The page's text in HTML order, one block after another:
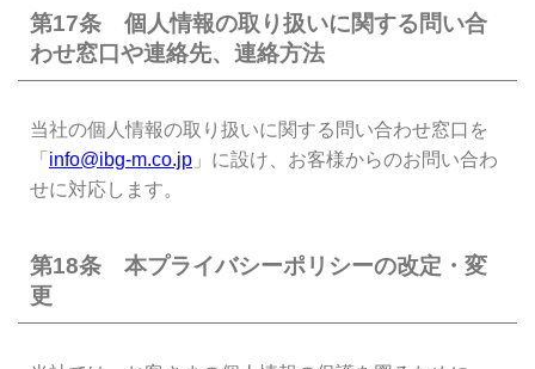
第17条 個人情報の取り扱いに関する問い合
わせ窓口や連絡先、連絡方法
当社の個人情報の取り扱いに関する問い合わせ窓口を
「 info@ibg-m.co.jp 」に設け、お客様からのお問い合わ
せに対応します。
第18条 本プライバシーポリシーの改定・変
更